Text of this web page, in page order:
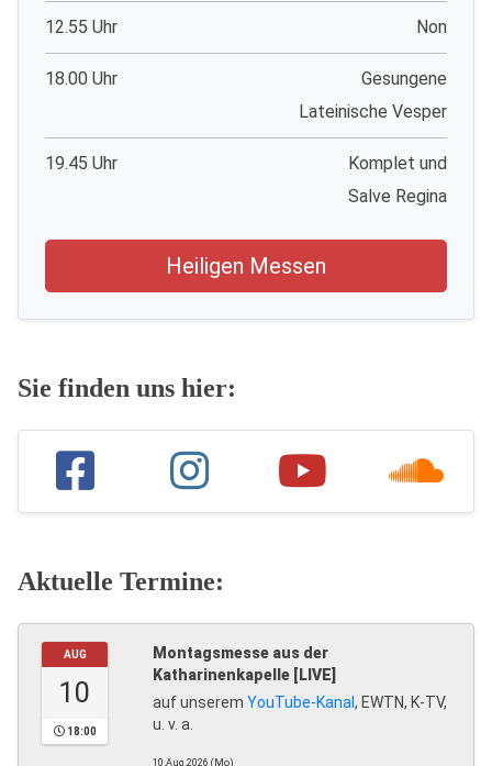
12.55 Uhr Non
18.00 Uhr
Gesungene
Lateinische Vesper
19.45 Uhr
Komplet und
Salve Regina
Heiligen Messen
Sie finden uns hier:
Aktuelle Termine:
AUG
10
18:00
Montagsmesse aus der
Katharinenkapelle [LIVE]
auf unserem YouTube-Kanal, EWTN, K-TV,
u. v. a.
10.Aug.2026 (Mo)